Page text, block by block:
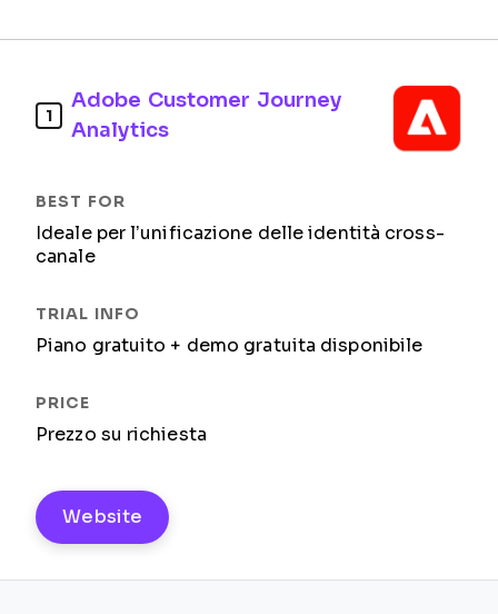
1
Adobe Customer Journey
Analytics
Ideale per l’unificazione delle identità cross-
canale
Piano gratuito + demo gratuita disponibile
Prezzo su richiesta
Website